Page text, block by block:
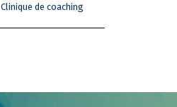
Clinique de coaching